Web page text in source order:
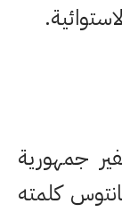
جمهورية
كلمته